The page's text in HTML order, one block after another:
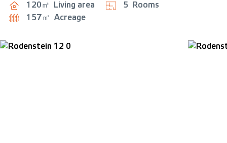
120㎡ Living area 5
Rooms
157㎡ Acreage